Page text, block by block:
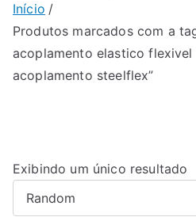
Início
Produtos marcados com a
acoplamento elastico
acoplamento steelflex”
Exibindo um único resultado